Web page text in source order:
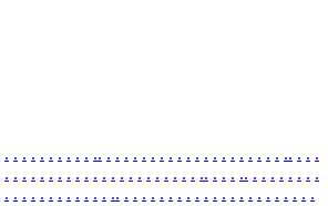
. . . . . . . . . . .. . . . . . . . . . . . . . . . . . . . . .. . . .
. . . . . . . . . . . . . . . . . . . . . . .. . . . .. . . . . . . . .
. . . . . . . . . . . . .. . . . . . . . . . . . . . . . . . . . . . .